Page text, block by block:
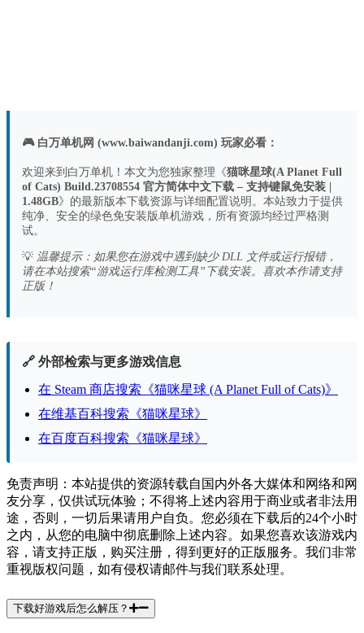
🎮 白万单机网 (www.baiwandanji.com) 玩家必看：
欢迎来到白万单机！本文为您独家整理《猫咪星球(A Planet Full
of Cats) Build.23708554 官方简体中文下载 – 支持键鼠免安装 |
1.48GB》的最新版本下载资源与详细配置说明。本站致力于提供
纯净、安全的绿色免安装版单机游戏，所有资源均经过严格测
试。
💡 温馨提示：如果您在游戏中遇到缺少 DLL 文件或运行报错，
请在本站搜索“游戏运行库检测工具”下载安装。喜欢本作请支持
正版！
🔗 外部检索与更多游戏信息
在 Steam 商店搜索《猫咪星球 (A Planet Full of Cats)》
在维基百科搜索《猫咪星球》
在百度百科搜索《猫咪星球》
免责声明：本站提供的资源转载自国内外各大媒体和网络和网
友分享，仅供试玩体验；不得将上述内容用于商业或者非法用
途，否则，一切后果请用户自负。您必须在下载后的24个小时
之内，从您的电脑中彻底删除上述内容。如果您喜欢该游戏内
容，请支持正版，购买注册，得到更好的正版服务。我们非常
重视版权问题，如有侵权请邮件与我们联系处理。
下载好游戏后怎么解压？